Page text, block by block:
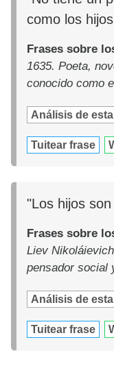
como los
Frases sobre
1635. Poeta,
conocido como
Análisis de
Tuitear frase
"Los hijos
Frases sobre
Liev
pensador social
Análisis de
Tuitear frase